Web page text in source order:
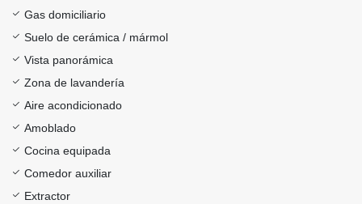
Gas domiciliario
Suelo de cerámica / mármol
Vista panorámica
Zona de lavandería
Aire acondicionado
Amoblado
Cocina equipada
Comedor auxiliar
Extractor